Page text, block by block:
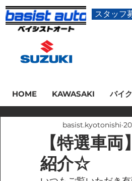
スタッフ
HOME KAWASAKI バイ
【特選車
紹介☆
basist.kyotonishi